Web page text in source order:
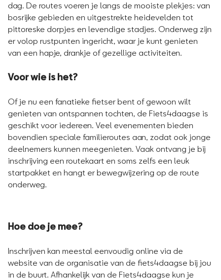
dag. De routes voeren je langs de mooiste plekjes: van
bosrijke gebieden en uitgestrekte heidevelden tot
pittoreske dorpjes en levendige stadjes. Onderweg zijn
er volop rustpunten ingericht, waar je kunt genieten
van een hapje, drankje of gezellige activiteiten.​
Voor wie is het?
Of je nu een fanatieke fietser bent of gewoon wilt
genieten van ontspannen tochten, de Fiets4daagse is
geschikt voor iedereen. Veel evenementen bieden
bovendien speciale familieroutes aan, zodat ook jonge
deelnemers kunnen meegenieten. Vaak ontvang je bij
inschrijving een routekaart en soms zelfs een leuk
startpakket en hangt er bewegwijzering op de route
onderweg.
Hoe doe je mee?
Inschrijven kan meestal eenvoudig online via de
website van de organisatie van de fiets4daagse bij jou
in de buurt. Afhankelijk van de Fiets4daagse kun je